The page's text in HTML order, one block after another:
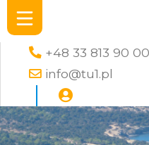
+48 33 813 90 00
info@tu1.pl